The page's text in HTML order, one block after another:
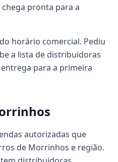
pronta para a
horário comercial. Pediu
a lista de distribuidoras
para a primeira
autorizadas que
de Morrinhos e região.